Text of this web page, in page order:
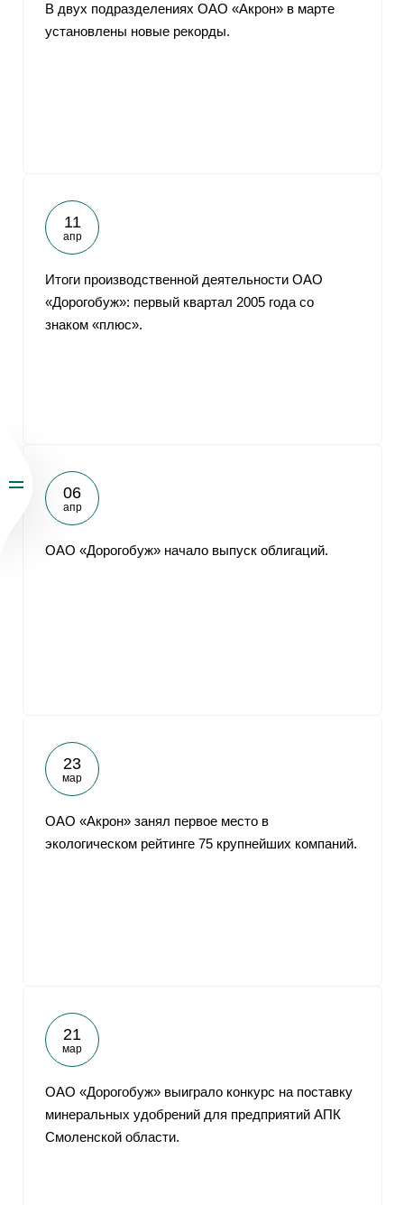
В двух подразделениях ОАО «Акрон» в марте
установлены новые рекорды.
11
апр
Итоги производственной деятельности ОАО
«Дорогобуж»: первый квартал 2005 года со
знаком «плюс».
06
апр
ОАО «Дорогобуж» начало выпуск облигаций.
23
мар
ОАО «Акрон» занял первое место в
экологическом рейтинге 75 крупнейших компаний.
21
мар
ОАО «Дорогобуж» выиграло конкурс на поставку
минеральных удобрений для предприятий АПК
Смоленской области.